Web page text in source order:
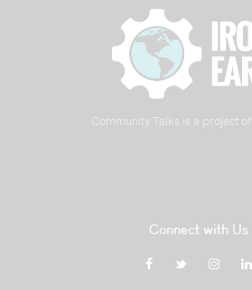
Community Talks is a project of
Connect with Us